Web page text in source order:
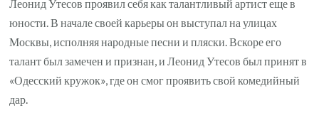
Леонид Утесов проявил себя как талантливый артист еще в
юности. В начале своей карьеры он выступал на улицах
Москвы, исполняя народные песни и пляски. Вскоре его
талант был замечен и признан, и Леонид Утесов был принят в
«Одесский кружок», где он смог проявить свой комедийный
дар.